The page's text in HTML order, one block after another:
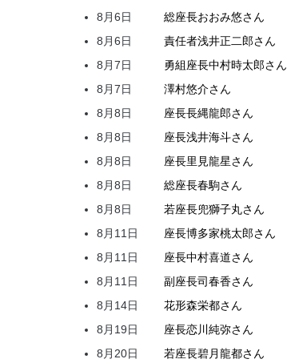
8月6日
総座長おおみ悠さん
8月6日
責任者浅井正二郎さん
8月7日
勇組座長中村時太郎さん
8月7日
澤村悠介さん
8月8日
座長長縄龍郎さん
8月8日
座長浅井海斗さん
8月8日
座長里見龍星さん
8月8日
総座長春駒さん
8月8日
若座長兜獅子丸さん
8月11日
座長博多家桃太郎さん
8月11日
座長中村喜道さん
8月11日
副座長司春香さん
8月14日
花形森栄都さん
8月19日
座長恋川 純弥さん
8月20日
若座長碧月龍都さん